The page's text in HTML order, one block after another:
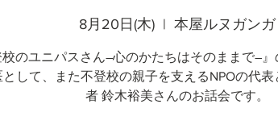
8月20日(木)
  |
本屋ルヌガンガ
校のユニパスさん―心のかたちはそのままで―』
して、また不登校の親子を支えるNPOの代
者 鈴木裕美さんのお話会です。